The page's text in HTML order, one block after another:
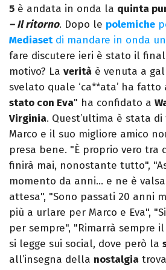
5 è andata in onda la quinta
– Il ritorno. Dopo le polemiche
Mediasetdi mandare in onda
fare discutere ieri è stato il
motivo? La verità è venuta a
svelato quale ‘ca**ata’ ha fatto
stato con Eva" ha confidato a
Virginia. Quest’ultima è stata
Marco e il suo migliore amico
presa bene. "È proprio vero tra
finirà mai, nonostante tutto",
momento da anni… e ne è
attesa", "Sono passati 20 anni
più a urlare per Marco e Eva",
per sempre", "Rimarrà sempre
si legge sui social, dove però la
all’insegna della nostalgia